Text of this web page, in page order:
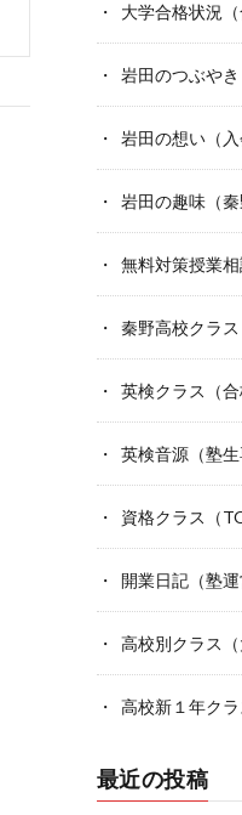
大学合格状況（
岩田のつぶやき
岩田の想い（入
岩田の趣味（秦
無料対策授業相
秦野高校クラス
英検クラス（合
英検音源（塾生
資格クラス（
開業日記（塾運
高校別クラス（
高校新１年クラ
最近の投稿